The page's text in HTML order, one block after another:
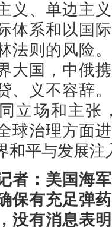
义、单边主
体系和以国
法则的风险
大国，中俄
、义不容辞
立场和主张
球治理方面
和平与发展
者：美国海
保有充足弹
没有消息表